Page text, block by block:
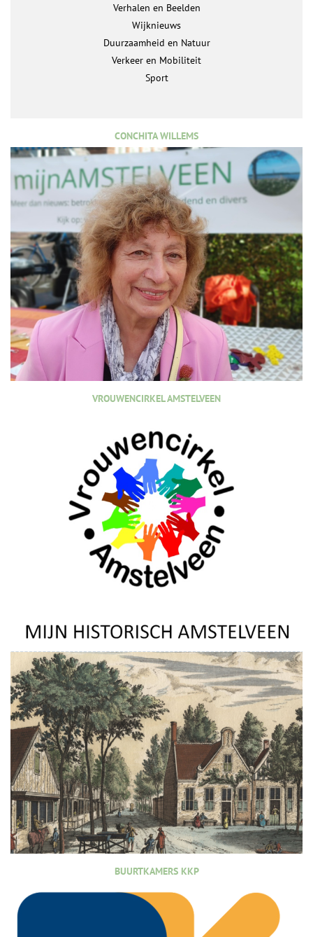
Verhalen en Beelden
Wijknieuws
Duurzaamheid en Natuur
Verkeer en Mobiliteit
Sport
CONCHITA WILLEMS
VROUWENCIRKEL AMSTELVEEN
BUURTKAMERS KKP